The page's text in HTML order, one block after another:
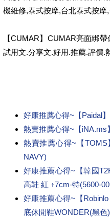
機維修,泰式按摩,台北泰式按
【CUMAR】CUMAR亮面綁
試用文.分享文.好用.推薦.評價.
好康推薦心得~【Paidal
熱賣推薦心得~【iNA.ms
熱賣推薦心得~【TOMS
NAVY)
好康推薦心得~【韓國
高鞋 紅 ↑7cm-特(5600-
好康推薦心得~【
底休閒鞋WONDER(黑色